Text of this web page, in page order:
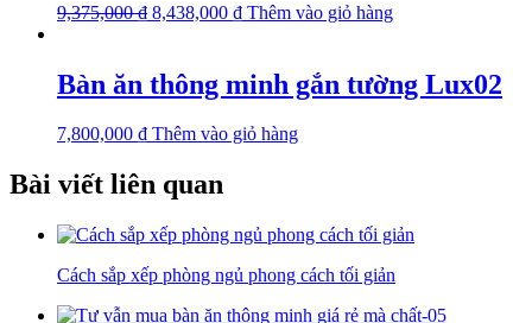
9,375,000₫ 8,438,000 ₫ Thêm vào giỏ hàng
Bàn ăn thông minh gắn tường Lux02
7,800,000 ₫ Thêm vào giỏ hàng
Bài viết liên quan
Cách sắp xếp phòng ngủ phong cách tối giản